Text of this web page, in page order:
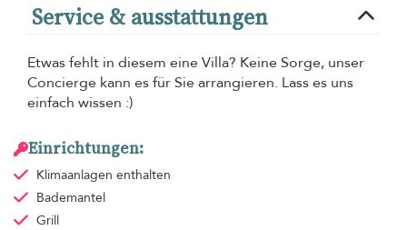
Service & ausstattungen
Etwas fehlt in diesem eine Villa? Keine Sorge, unser
Concierge kann es für Sie arrangieren. Lass es uns
einfach wissen :)
Einrichtungen:
Klimaanlagen enthalten
Bademantel
Grill